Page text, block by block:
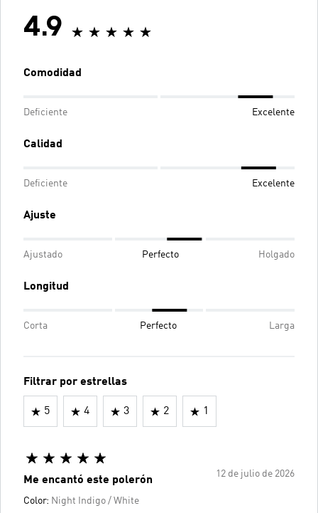
4.9
Comodidad
Deficiente Excelente
Calidad
Deficiente Excelente
Ajuste
Ajustado Perfecto Holgado
Longitud
Corta Perfecto Larga
Filtrar por estrellas
5 4 3 2 1
12 de julio de 2026
Me encantó este polerón
Color: Night Indigo / White